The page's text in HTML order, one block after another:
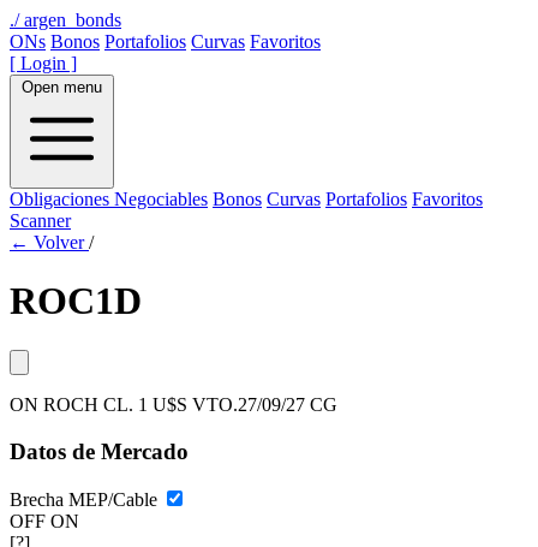
./argen_bonds
ONs Bonos Portafolios Curvas Favoritos
[ Login ]
Open menu
Obligaciones Negociables Bonos Curvas Portafolios Favoritos
Scanner
← Volver/
ROC1D
ON ROCH CL. 1 U$S VTO.27/09/27 CG
Datos de Mercado
Brecha MEP/Cable
OFF ON